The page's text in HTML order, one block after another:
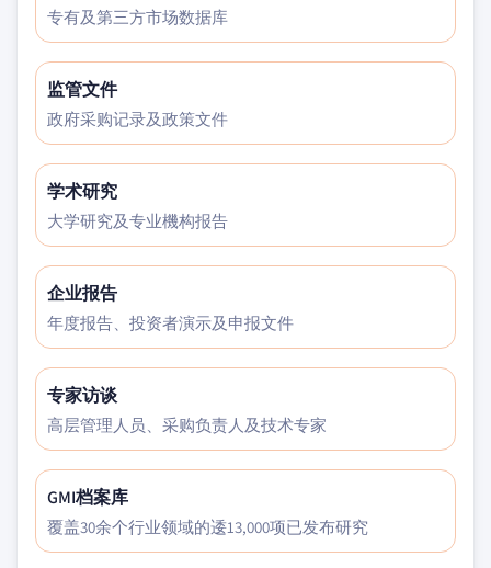
专有及第三方市场数据库
监管文件
政府采购记录及政策文件
学术研究
大学研究及专业機构报告
企业报告
年度报告、投资者演示及申报文件
专家访谈
高层管理人员、采购负责人及技术专家
GMI档案库
覆盖30余个行业领域的逶13,000项已发布研究